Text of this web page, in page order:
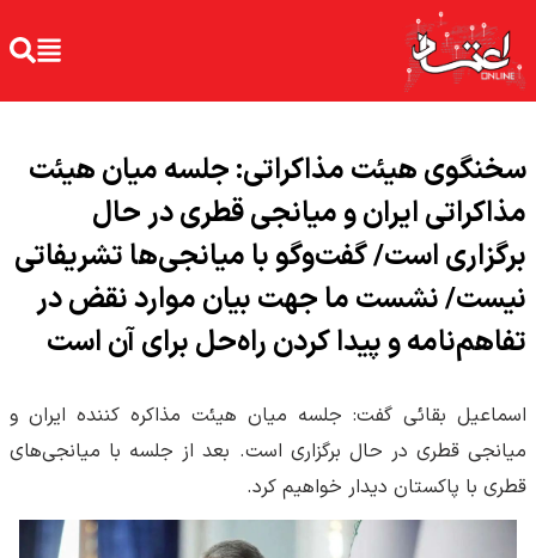
سخنگوی هیئت مذاکراتی: جلسه میان هیئت
مذاکراتی ایران و میانجی قطری در حال
برگزاری است/ گفت‌و‌گو با میانجی‌ها تشریفاتی
نیست/ نشست ما جهت بیان موارد نقض در
تفاهم‌نامه و پیدا کردن راه‌حل برای آن است
اسماعیل بقائی گفت: جلسه میان هیئت مذاکره کننده ایران و
میانجی قطری در حال برگزاری است. بعد از جلسه با میانجی‌های
قطری با پاکستان دیدار خواهیم کرد.